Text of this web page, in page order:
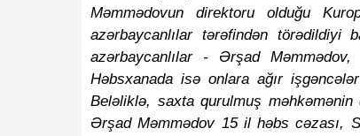
Məmmədovun direktoru olduğu
azərbaycanlılar tərəfindən törədildiyi
azərbaycanlılar - Ərşad
Həbsxanada isə onlara ağır
Beləliklə, saxta qurulmuş
Ərşad Məmmədov 15 il həbs cəzası,